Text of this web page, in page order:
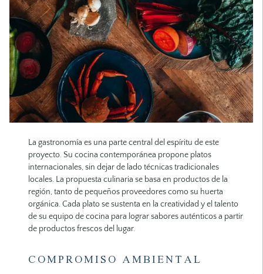
La gastronomía es una parte central del espíritu de este
proyecto. Su cocina contemporánea propone platos
internacionales, sin dejar de lado técnicas tradicionales
locales. La propuesta culinaria se basa en productos de la
región, tanto de pequeños proveedores como su huerta
orgánica. Cada plato se sustenta en la creatividad y el talento
de su equipo de cocina para lograr sabores auténticos a partir
de productos frescos del lugar.
COMPROMISO AMBIENTAL